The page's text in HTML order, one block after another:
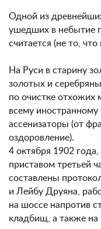
Одной из
ушедших в небытие
считается (не то,
На Руси в старину
золотых и
по очистке отхожих
всему
ассенизаторы (от
оздоровление).
4 октября 1902
приставом третьей
составлены
и Лейбу Друяна,
на шоссе напротив
кладбищ, а также